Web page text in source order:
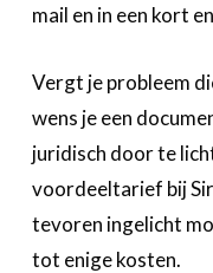
mail en in een kort
Vergt je probleem
wens je een
juridisch door te
voordeeltarief bij
tevoren ingelicht
tot enige kosten.